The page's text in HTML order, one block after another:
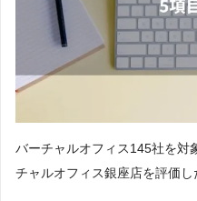
バーチャルオフィス145社を対
チャルオフィス銀座店を評価し